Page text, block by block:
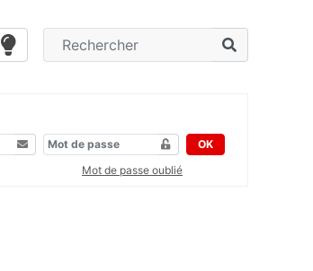
OK
Mot de passe oublié